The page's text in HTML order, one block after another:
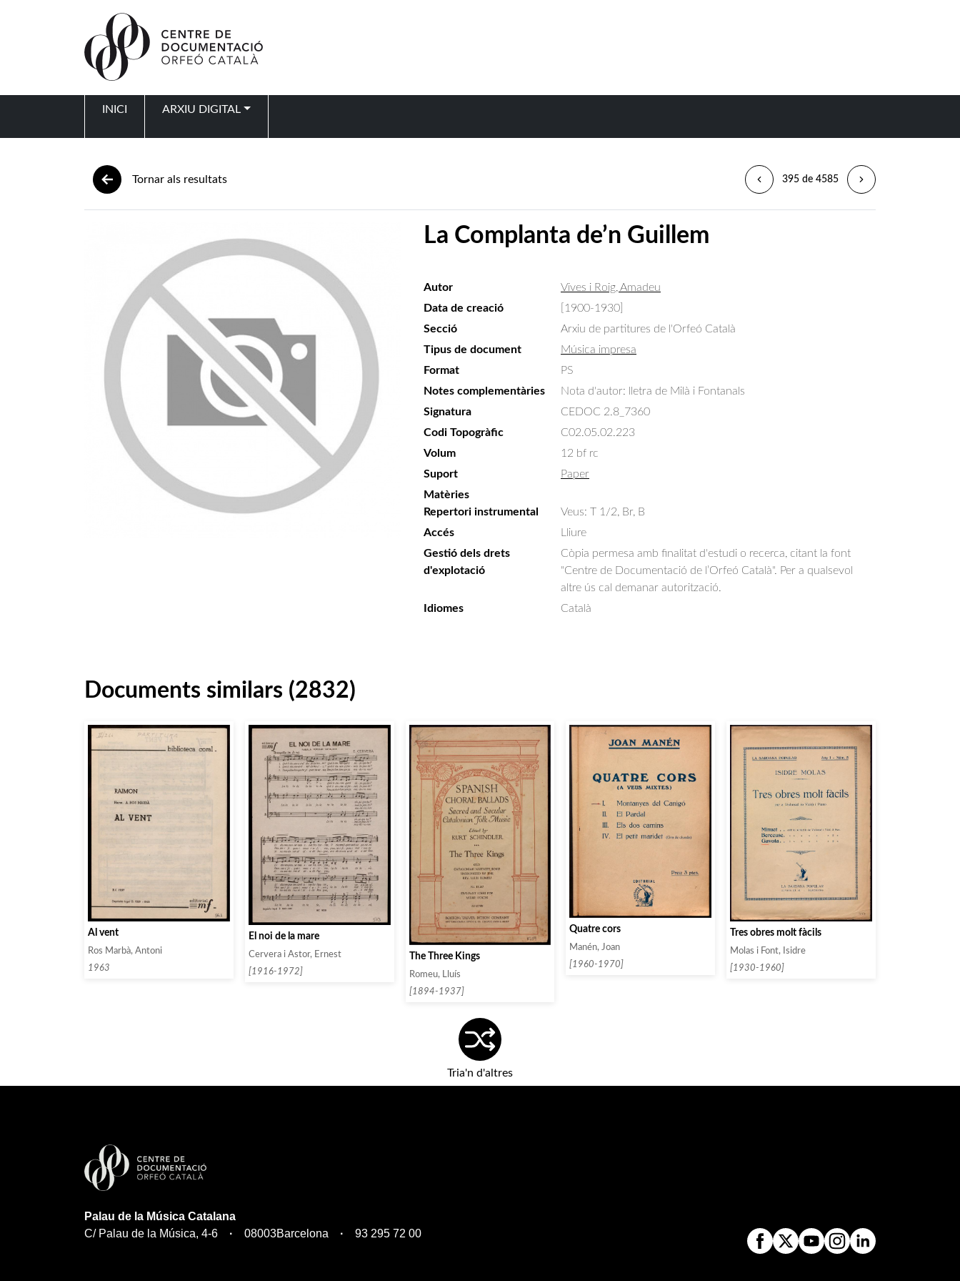
INICI ARXIU DIGITAL
Tornar als resultats 395 de 4585
La Complanta de’n Guillem
Autor
Vives i Roig, Amadeu
Data de creació
[1900-1930]
Secció
Arxiu de partitures de l'Orfeó Català
Tipus de document
Música impresa
Format
PS
Notes complementàries
Nota d'autor: lletra de Milà i Fontanals
Signatura
CEDOC 2.8_7360
Codi Topogràfic
C02.05.02.223
Volum
12 bf rc
Suport
Paper
Matèries
Repertori instrumental
Veus: T 1/2, Br, B
Accés
Lliure
Gestió dels drets
d'explotació
Còpia permesa amb finalitat d'estudi o recerca, citant la font
"Centre de Documentació de l’Orfeó Català". Per a qualsevol
altre ús cal demanar autorització.
Idiomes
Català
Documents similars (2832)
Al vent
Ros Marbà, Antoni
1963
El noi de la mare
Cervera i Astor, Ernest
[1916-1972]
The Three Kings
Romeu, Lluís
[1894-1937]
Quatre cors
Manén, Joan
[1960-1970]
Tres obres molt fàcils
Molas i Font, Isidre
[1930-1960]
Tria'n d'altres
Palau de la Música Catalana
C/ Palau de la Música, 4-6
08003Barcelona 93 295 72 00